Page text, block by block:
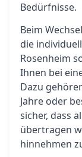
Bedürfnisse.
Beim
die
Rosenheim
Ihnen bei
Dazu
Jahre oder
sicher, dass
übertragen
hinnehmen